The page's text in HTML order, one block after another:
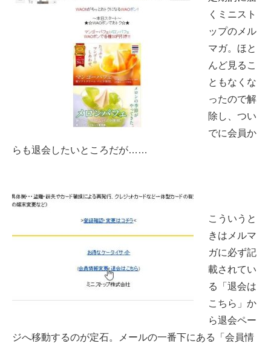
くミニスト
ップのメル
マガ。ほと
んど見るこ
ともなくな
ったので解
除し、つい
でに会員か
らも退会したいところだが……
こういうと
きはメルマ
ガに必ず記
載されてい
る「退会は
こちら」か
ら退会ペー
ジへ移動するのが定石。メールの一番下にある「会員情